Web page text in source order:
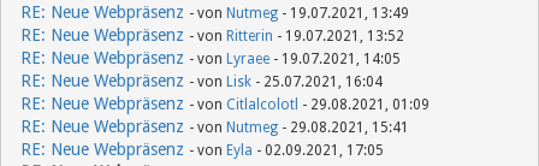
RE: Neue Webpräsenz - von Nutmeg - 19.07.2021, 13:49
RE: Neue Webpräsenz - von Ritterin - 19.07.2021, 13:52
RE: Neue Webpräsenz - von Lyraee - 19.07.2021, 14:05
RE: Neue Webpräsenz - von Lisk - 25.07.2021, 16:04
RE: Neue Webpräsenz - von Citlalcolotl - 29.08.2021, 01:09
RE: Neue Webpräsenz - von Nutmeg - 29.08.2021, 15:41
RE: Neue Webpräsenz - von Eyla - 02.09.2021, 17:05